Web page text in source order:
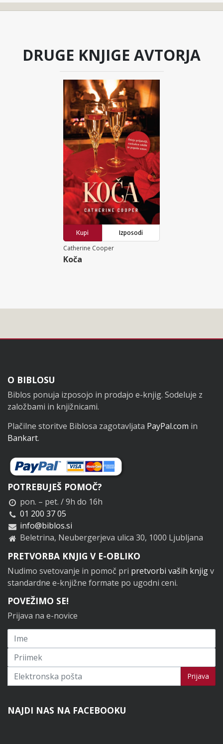
DRUGE KNJIGE AVTORJA
Kupi
Izposodi
Catherine Cooper
Koča
Noga
O BIBLOSU
Biblos ponuja izposojo in prodajo e-knjig. Sodeluje z
založbami in knjižnicami.
Plačilne storitve Biblosa zagotavljata PayPal.com in
Bankart.
POTREBUJEŠ POMOČ?
pon. – pet. / 9h do 16h
01 200 37 05
info@biblos.si
Beletrina, Neubergerjeva ulica 30, 1000 Ljubljana
PRETVORBA KNJIG V E-OBLIKO
Nudimo svetovanje in pomoč pri pretvorbi vaših knjigv
standardne e-knjižne formate po ugodni ceni.
POVEŽIMO SE!
Prijava na e-novice
Prijavi se na novice Prijava
NAJDI NAS NA FACEBOOKU